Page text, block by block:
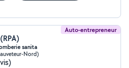
Auto-entrepreneur
sanita
Nord)